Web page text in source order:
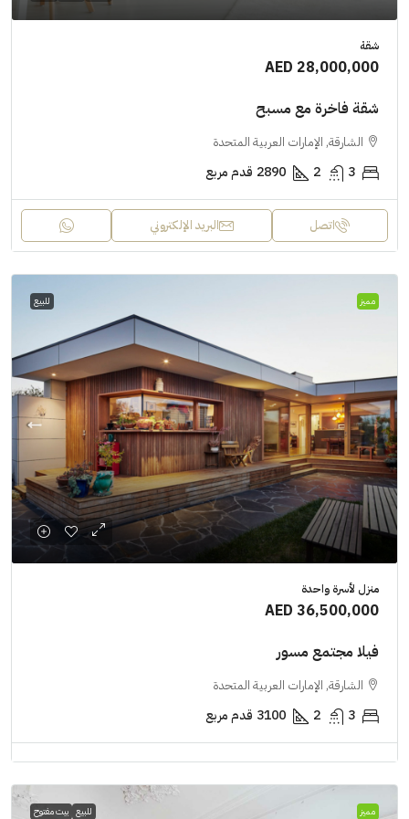
شقة
AED 28,000,000
شقة فاخرة مع مسبح
الشارقة, الإمارات العربية المتحدة
3
2
2890 قدم مربع
اتصل البريد الإلكتروني
مميز للبيع
منزل لأسرة واحدة
AED 36,500,000
فيلا مجتمع مسور
الشارقة, الإمارات العربية المتحدة
3
2
3100 قدم مربع
مميز للبيع بيت مفتوح